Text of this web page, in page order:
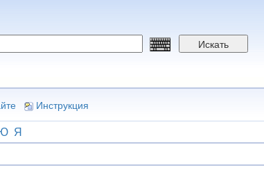
Искать
Инструкция
Я